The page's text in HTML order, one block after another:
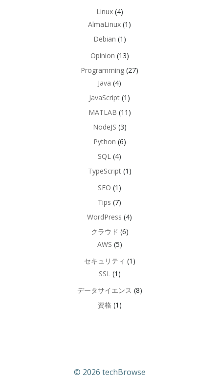
Linux(4)
AlmaLinux (1)
Debian (1)
Opinion (13)
Programming (27)
Java (4)
JavaScript (1)
MATLAB (11)
NodeJS (3)
Python (6)
SQL (4)
TypeScript(1)
SEO (1)
Tips (7)
WordPress (4)
クラウド (6)
AWS (5)
セキュリティ (1)
SSL (1)
データサイエンス (8)
資格 (1)
© 2026 techBrowse